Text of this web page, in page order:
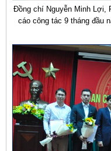
Đồng chí Nguyễn Minh Lợi,
cáo công tác 9 tháng đầu